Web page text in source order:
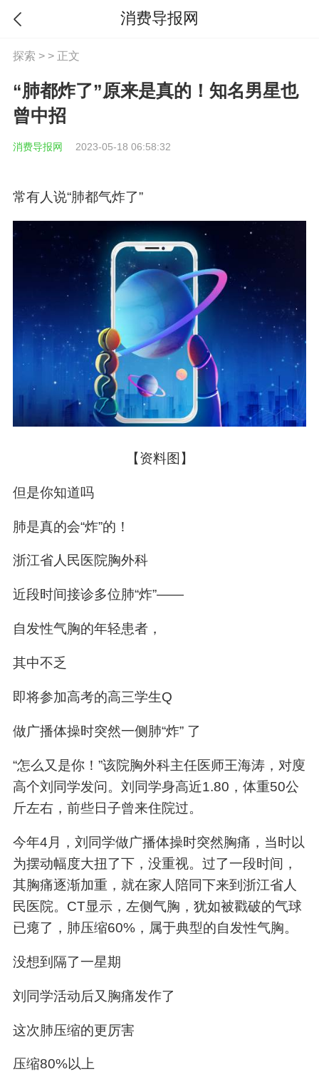
消费导报网
探索 > > 正文
“肺都炸了”原来是真的！知名男星也
曾中招
消费导报网 2023-05-18 06:58:32
常有人说“肺都气炸了”
【资料图】
但是你知道吗
肺是真的会“炸”的！
浙江省人民医院胸外科
近段时间接诊多位肺“炸”——
自发性气胸的年轻患者，
其中不乏
即将参加高考的高三学生Q
做广播体操时突然一侧肺“炸” 了
“怎么又是你！”该院胸外科主任医师王海涛，对廋
高个刘同学发问。刘同学身高近1.80，体重50公
斤左右，前些日子曾来住院过。
今年4月，刘同学做广播体操时突然胸痛，当时以
为摆动幅度大扭了下，没重视。过了一段时间，
其胸痛逐渐加重，就在家人陪同下来到浙江省人
民医院。CT显示，左侧气胸，犹如被戳破的气球
已瘪了，肺压缩60%，属于典型的自发性气胸。
没想到隔了一星期
刘同学活动后又胸痛发作了
这次肺压缩的更厉害
压缩80%以上